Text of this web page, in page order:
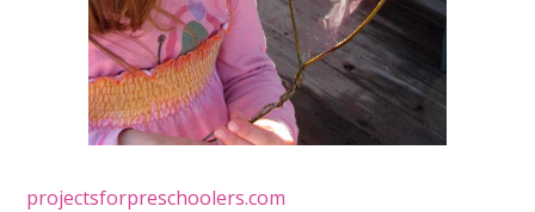
projectsforpreschoolers.com